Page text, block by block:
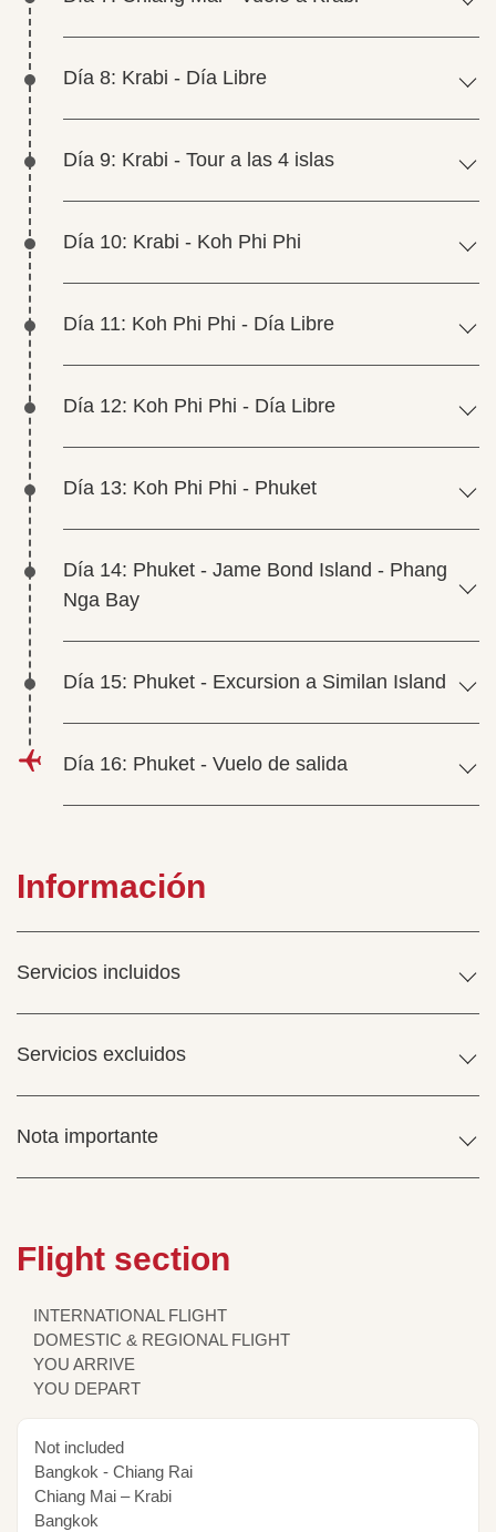
Día 8: Krabi - Día Libre
Día 9: Krabi - Tour a las 4 islas
Día 10: Krabi - Koh Phi Phi
Día 11: Koh Phi Phi - Día Libre
Día 12: Koh Phi Phi - Día Libre
Día 13: Koh Phi Phi - Phuket
Día 14: Phuket - Jame Bond Island - Phang
Nga Bay
Día 15: Phuket - Excursion a Similan Island
Día 16: Phuket - Vuelo de salida
Información
Servicios incluidos
Servicios excluidos
Nota importante
Flight section
INTERNATIONAL FLIGHT
DOMESTIC & REGIONAL FLIGHT
YOU ARRIVE
YOU DEPART
Not included
Bangkok - Chiang Rai
Chiang Mai – Krabi
Bangkok